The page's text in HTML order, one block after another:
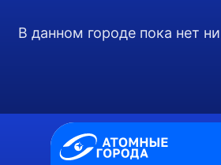
В данном городе пока нет